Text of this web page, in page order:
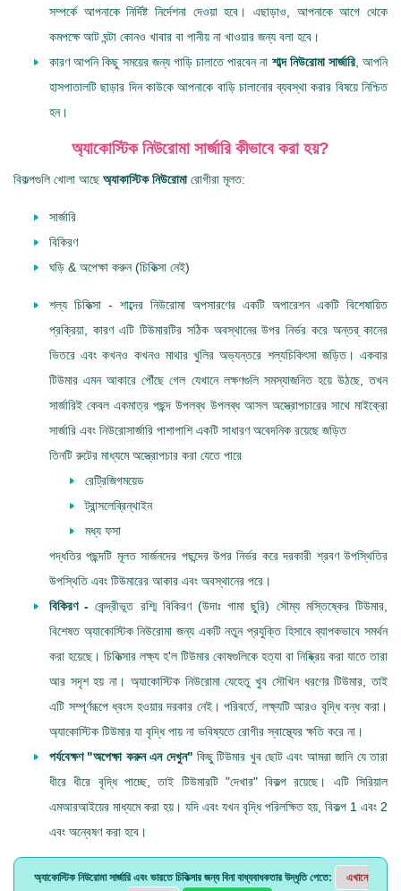
সম্পর্কে আপনাকে নির্দিষ্ট নির্দেশনা দেওয়া হবে। এছাড়াও, আপনাকে আগে থেকে
কমপক্ষে আট ঘন্টা কোনও খাবার বা পানীয় না খাওয়ার জন্য বলা হবে।
কারণ আপনি কিছু সময়ের জন্য গাড়ি চালাতে পারবেন না শাব্দ নিউরোমা সার্জারি, আপনি
হাসপাতালটি ছাড়ার দিন কাউকে আপনাকে বাড়ি চালানোর ব্যবস্থা করার বিষয়ে নিশ্চিত
হন।
অ্যাকোস্টিক নিউরোমা সার্জারি কীভাবে করা হয়?
বিকল্পগুলি খোলা আছে অ্যাকাস্টিক নিউরোমারোগীরা মূলত:
সার্জারি
বিকিরণ
ঘড়ি & অপেক্ষা করুন (চিকিত্সা নেই)
শল্য চিকিত্সা - শাব্দের নিউরোমা অপসারণের একটি অপারেশন একটি বিশেষায়িত
প্রক্রিয়া, কারণ এটি টিউমারটির সঠিক অবস্থানের উপর নির্ভর করে অন্তর্ কানের
ভিতরে এবং কখনও কখনও মাথার খুলির অভ্যন্তরে শল্যচিকিৎসা জড়িত। একবার
টিউমার এমন আকারে পৌঁছে গেল যেখানে লক্ষণগুলি সমস্যাজনিত হয়ে উঠছে, তখন
সার্জারিই কেবল একমাত্র পছন্দ উপলব্ধ উপলব্ধ আসল অস্ত্রোপচারের সাথে মাইক্রো
সার্জারি এবং নিউরোসার্জারি পাশাপাশি একটি সাধারণ অবেদনিক রয়েছে জড়িত
তিনটি রুটের মাধ্যমে অস্ত্রোপচার করা যেতে পারে
রেট্রিজিগময়েড
ট্রান্সলেব্রিন্থাইন
মধ্য ফসা
পদ্ধতির পছন্দটি মূলত সার্জনদের পছন্দের উপর নির্ভর করে দরকারী শ্রবণ উপস্থিতির
উপস্থিতি এবং টিউমারের আকার এবং অবস্থানের পরে।
বিকিরণ-কেন্দ্রীভূত রশ্মি বিকিরণ (উদাঃ গামা ছুরি) সৌম্য মস্তিষ্কের টিউমার,
বিশেষত অ্যাকোস্টিক নিউরোমা জন্য একটি নতুন প্রযুক্তি হিসাবে ব্যাপকভাবে সমর্থন
করা হয়েছে। চিকিত্সার লক্ষ্য হ'ল টিউমার কোষগুলিকে হত্যা বা নিষ্ক্রিয় করা যাতে তারা
আর সদৃশ হয় না। অ্যাকোস্টিক নিউরোমা যেহেতু খুব সৌখিন ধরণের টিউমার, তাই
এটি সম্পূর্ণরূপে ধ্বংস হওয়ার দরকার নেই। পরিবর্তে, লক্ষ্যটি আরও বৃদ্ধি বন্ধ করা।
অ্যাকোস্টিক টিউমার যা বৃদ্ধি পায় না ভবিষ্যতে রোগীর স্বাস্থ্যের ক্ষতি করে না।
পর্যবেক্ষণ "অপেক্ষা করুন এন দেখুন" কিছু টিউমার খুব ছোট এবং আমরা জানি যে তারা
ধীরে ধীরে বৃদ্ধি পাচ্ছে, তাই টিউমারটি "দেখার" বিকল্প রয়েছে। এটি সিরিয়াল
এমআরআইয়ের মাধ্যমে করা হয়। যদি এবং যখন বৃদ্ধি পরিলক্ষিত হয়, বিকল্প 1 এবং 2
এবং অন্বেষণ করা হবে।
অ্যাকোস্টিক নিউরোমা সার্জারি এবং ভারতে চিকিত্সার জন্য বিনা বাধ্যবাধকতার উদ্ধৃতি পেতে:
এখানে